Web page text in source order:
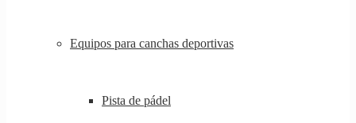
Equipos para canchas deportivas
Pista de pádel